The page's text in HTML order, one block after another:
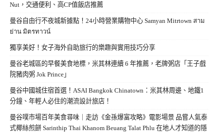
Nut，交通便利、高CP值飯店推薦
曼谷自由行不夜城新據點！24小時營業購物中心 Samyan Mitrtown สาม
ย่าน มิตรทาวน์
獨享美好！女子海外自助旅行的樂趣與實用技巧分享
曼谷老城區的早餐美食地標，米其林連續 6 年推薦，老牌粥店「王子戲
院豬肉粥 Jok Prince」
曼谷中國城住宿首選！ASAI Bangkok Chinatown：米其林周邊、地鐵1
分鐘、年輕人必住的潮流設計旅店！
曼谷噗市場百年美食尋味｜走訪《金孫爆富攻略》電影場景 品嘗人氣泰
式椰絲煎餅 Sarinthip Thai Khanom Beuang Talat Phlu 在地人才知道的隱